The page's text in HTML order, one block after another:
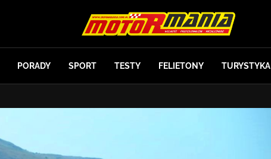
PORADY SPORT TESTY FELIETONY TURYSTYKA